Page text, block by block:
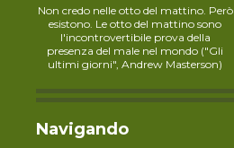
Non credo nelle otto del mattino. Però
esistono. Le otto del mattino sono
l'incontrovertibile prova della
presenza del male nel mondo ("Gli
ultimi giorni", Andrew Masterson)
Navigando